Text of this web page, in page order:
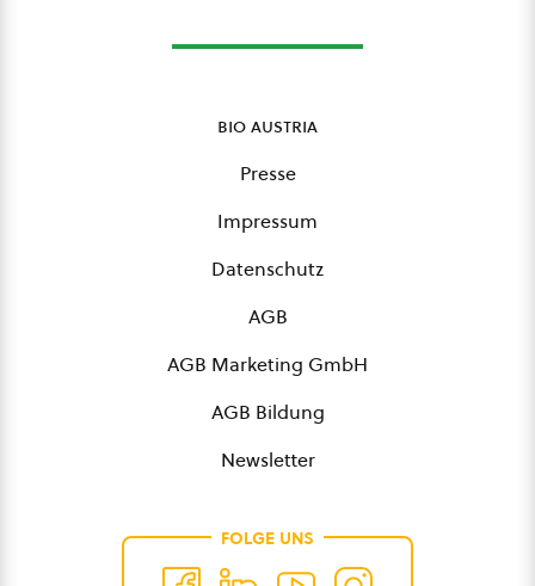
bio austria
Presse
Impressum
Datenschutz
AGB
AGB Marketing GmbH
AGB Bildung
Newsletter
FOLGE UNS